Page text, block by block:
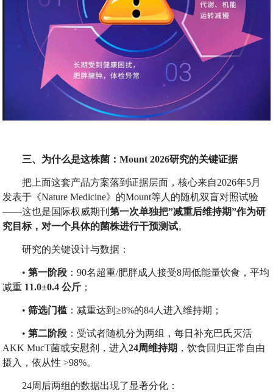
三、为什么是这株菌：Mount 2026研究的关键证据
把上面这套产品方案落到证据层面，核心来自2026年5月
发表于《Nature Medicine》的Mount等人的随机双盲对照试验
——这也是国际权威期刊第一次单独把”减重后维持期”作为研
究目标，对一个具体的菌株进行干预测试。
研究的关键设计与数据：
•第一阶段 ：90名超重/肥胖成人接受8周低能量饮食，平均
减重 11.0±0.4公斤 ；
•筛选门槛：减重达到≥8%的84人进入维持期；
•第二阶段 ：受试者随机分为两组，每日补充巴氏灭活
AKK MucT菌或安慰剂，进入24周维持期 ，饮食回归正常自由
摄入，依从性 >98%。
24周后两组的数据出现了显著分化：